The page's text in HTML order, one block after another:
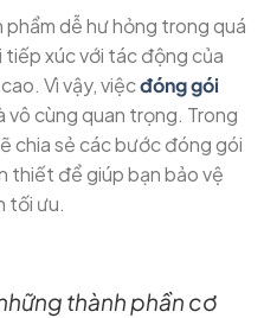
phẩm dễ hư hỏng trong quá
tiếp xúc với tác động của
Vì vậy, việcđóng gói
vô cùng quan trọng. Trong
chia sẻ các bước đóng gói
thiết để giúp bạn bảo vệ
tối ưu.
thành phần cơ